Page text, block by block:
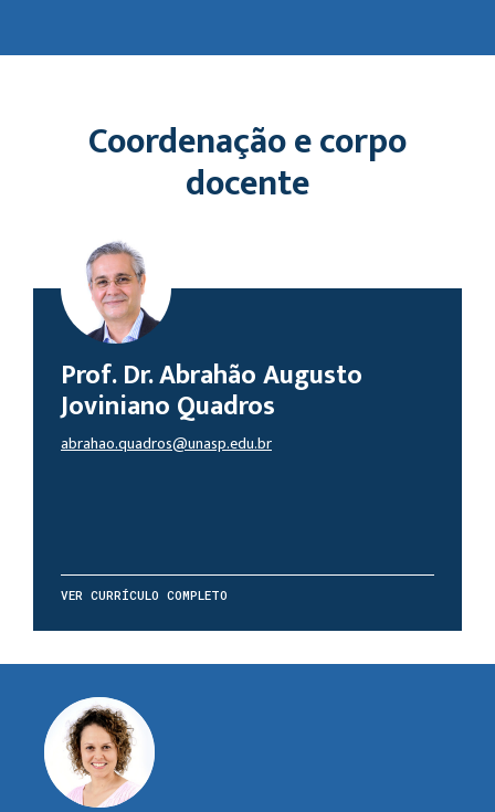
Coordenação e corpo
docente
Prof. Dr. Abrahão Augusto
Joviniano Quadros
abrahao.quadros@unasp.edu.br
VER CURRÍCULO COMPLETO